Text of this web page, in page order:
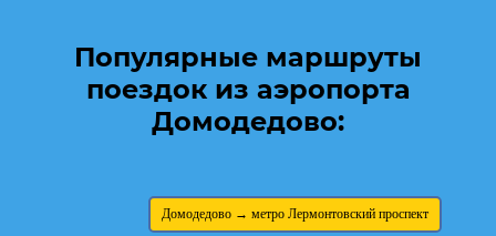
Популярные маршруты
поездок из аэропорта
Домодедово:
Домодедово → метро Лермонтовский проспект